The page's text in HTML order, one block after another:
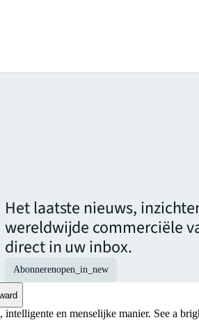
Het laatste nieuws,
wereldwijde commerciële
direct in uw inbox.
Abonnerenopen_in_new
en menselijke manier. See a